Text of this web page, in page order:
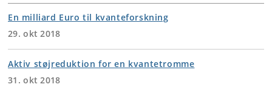
En milliard Euro til kvanteforskning
29. okt 2018
Aktiv støjreduktion for en kvantetromme
31. okt 2018